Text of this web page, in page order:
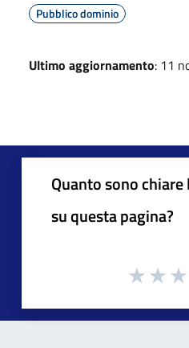
Pubblico dominio
Ultimo aggiornamento: 11
Quanto sono
su questa pagina?